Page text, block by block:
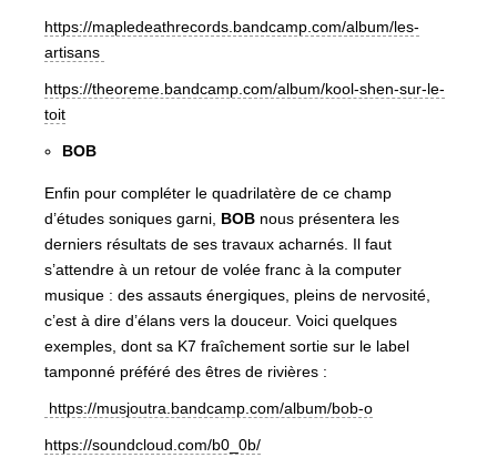
https://mapledeathrecords.bandcamp.com/album/les-
artisans
https://theoreme.bandcamp.com/album/kool-shen-sur-le-
toit
BOB
Enfin pour compléter le quadrilatère de ce champ
d’études soniques garni, BOB nous présentera les
derniers résultats de ses travaux acharnés. Il faut
s’attendre à un retour de volée franc à la computer
musique : des assauts énergiques, pleins de nervosité,
c’est à dire d’élans vers la douceur. Voici quelques
exemples, dont sa K7 fraîchement sortie sur le label
tamponné préféré des êtres de rivières :
https://musjoutra.bandcamp.com/album/bob-o
https://soundcloud.com/b0_0b/